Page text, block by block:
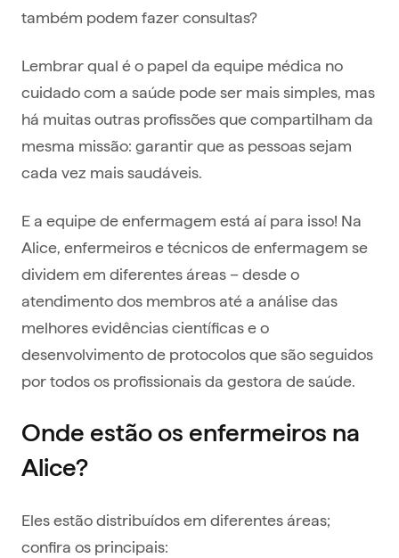
também podem fazer consultas?
Lembrar qual é o papel da equipe médica no
cuidado com a saúde pode ser mais simples, mas
há muitas outras profissões que compartilham da
mesma missão: garantir que as pessoas sejam
cada vez mais saudáveis.
E a equipe de enfermagem está aí para isso! Na
Alice, enfermeiros e técnicos de enfermagem se
dividem em diferentes áreas – desde o
atendimento dos membros até a análise das
melhores evidências científicas e o
desenvolvimento de protocolos que são seguidos
por todos os profissionais da gestora de saúde.
Onde estão os enfermeiros na
Alice?
Eles estão distribuídos em diferentes áreas;
confira os principais: